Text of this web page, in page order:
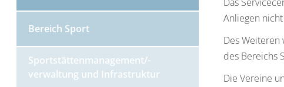
Bereich Sport
Sportstättenmanagement/-
verwaltung und Infrastruktur
Anliegen
Des
des Bereichs
Die Vereine